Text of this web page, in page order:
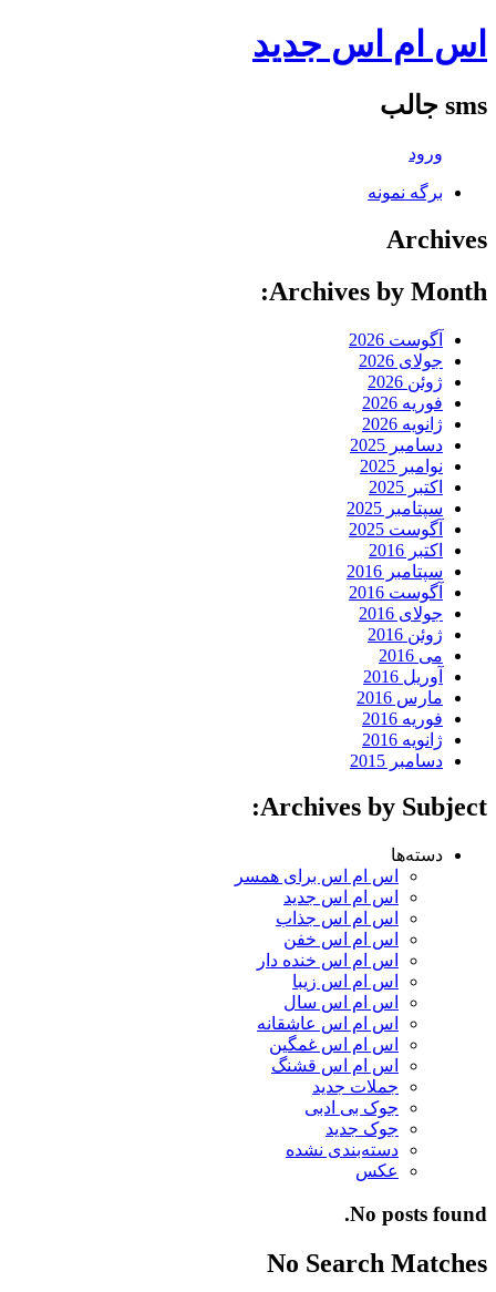
اس ام اس جدید
sms جالب
ورود
برگه نمونه
Archives
Archives by Month:
آگوست 2026
جولای 2026
ژوئن 2026
فوریه 2026
ژانویه 2026
دسامبر 2025
نوامبر 2025
اکتبر 2025
سپتامبر 2025
آگوست 2025
اکتبر 2016
سپتامبر 2016
آگوست 2016
جولای 2016
ژوئن 2016
می 2016
آوریل 2016
مارس 2016
فوریه 2016
ژانویه 2016
دسامبر 2015
Archives by Subject:
دسته‌ها
اس ام اس برای همسر
اس ام اس جدید
اس ام اس جذاب
اس ام اس خفن
اس ام اس خنده دار
اس ام اس زیبا
اس ام اس سال
اس ام اس عاشقانه
اس ام اس غمگین
اس ام اس قشنگ
جملات جدید
جوک بی ادبی
جوک جدید
دسته‌بندی نشده
عکس
No posts found.
No Search Matches